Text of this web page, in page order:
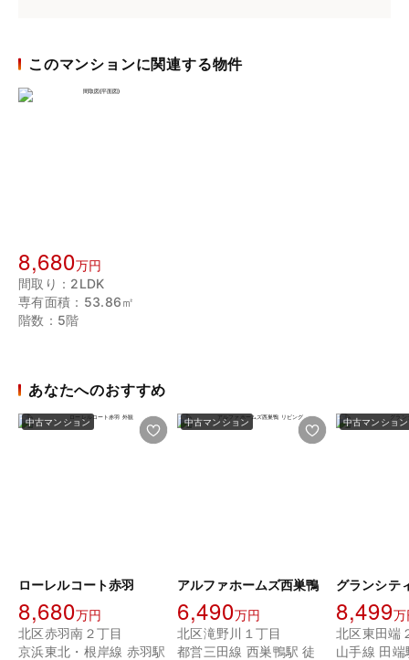
このマンションに関連する物件
8,680万円
間取り：2LDK
専有面積：53.86㎡
階数：5階
あなたへのおすすめ
中古マンション
ローレルコート赤羽
8,680万円
北区赤羽南２丁目
京浜東北・根岸線 赤羽駅
中古マンション
アルファホームズ西巣鴨
6,490万円
北区滝野川１丁目
都営三田線 西巣鴨駅 徒
中古マンション
グランシテ
8,499万
北区東田端
山手線 田